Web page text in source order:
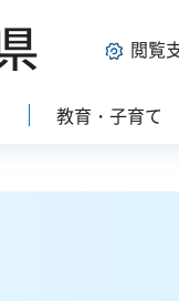
閲覧
教育・子育て